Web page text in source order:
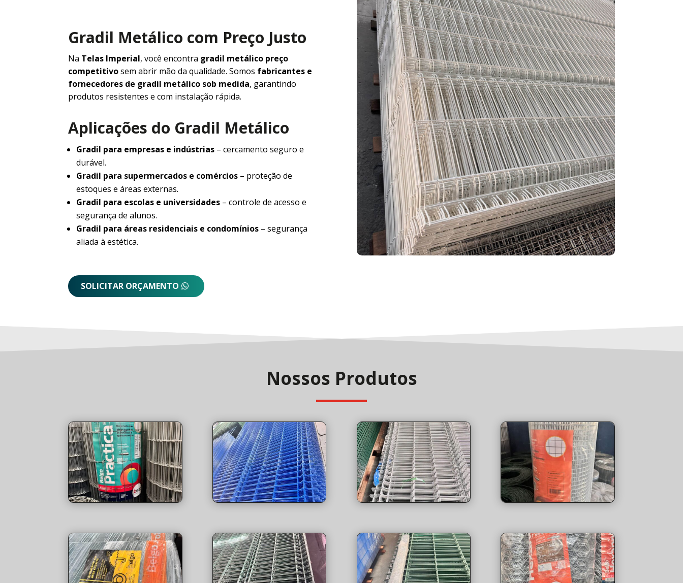
Gradil Metálico com Preço Justo
Na Telas Imperial, você encontra gradil metálico preço
competitivosem abrir mão da qualidade. Somos fabricantes e
fornecedores de gradil metálico sob medida, garantindo
produtos resistentes e com instalação rápida.
Aplicações do Gradil Metálico
Gradil para empresas e indústrias – cercamento seguro e
durável.
Gradil para supermercados e comércios – proteção de
estoques e áreas externas.
Gradil para escolas e universidades – controle de acesso e
segurança de alunos.
Gradil para áreas residenciais e condomínios – segurança
aliada à estética.
SOLICITAR ORÇAMENTO
Nossos Produtos